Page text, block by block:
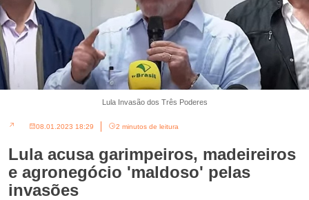
Lula Invasão dos Três Poderes
08.01.2023 18:29 2 minutos de leitura
Lula acusa garimpeiros, madeireiros
e agronegócio 'maldoso' pelas
invasões